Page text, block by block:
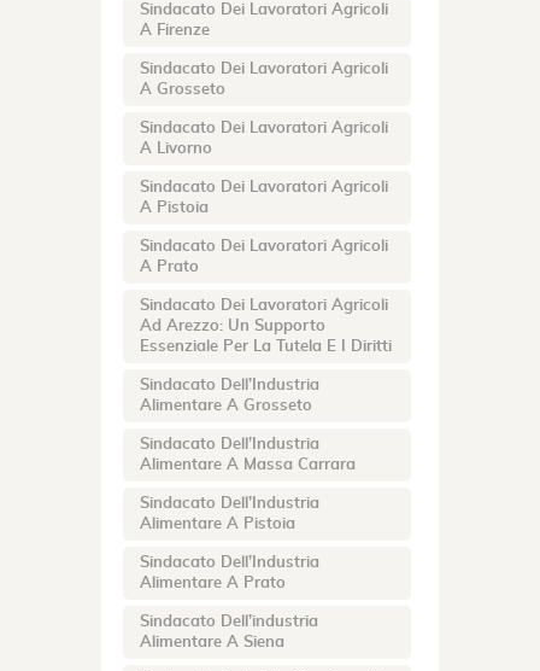
Sindacato Dei Lavoratori Agricoli
A Firenze
Sindacato Dei Lavoratori Agricoli
A Grosseto
Sindacato Dei Lavoratori Agricoli
A Livorno
Sindacato Dei Lavoratori Agricoli
A Pistoia
Sindacato Dei Lavoratori Agricoli
A Prato
Sindacato Dei Lavoratori Agricoli
Ad Arezzo: Un Supporto
Essenziale Per La Tutela E I Diritti
Sindacato Dell’Industria
Alimentare A Grosseto
Sindacato Dell’Industria
Alimentare A Massa Carrara
Sindacato Dell’Industria
Alimentare A Pistoia
Sindacato Dell’Industria
Alimentare A Prato
Sindacato Dell’industria
Alimentare A Siena